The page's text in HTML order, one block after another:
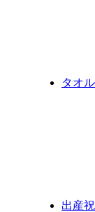
タオ
出産